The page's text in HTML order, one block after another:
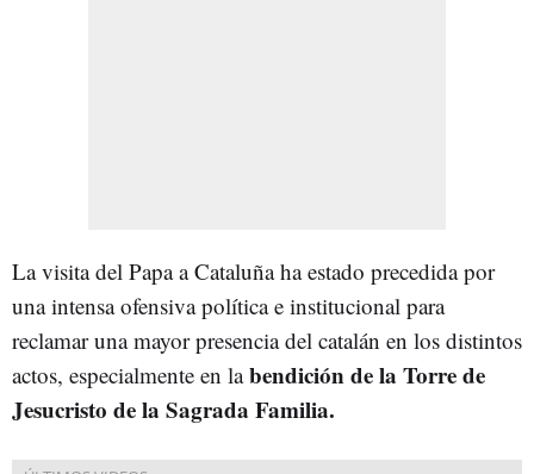
La visita del Papa a Cataluña ha estado precedida por
una intensa ofensiva política e institucional para
reclamar una mayor presencia del catalán en los distintos
actos, especialmente en labendición de la Torre de
Jesucristo de la Sagrada Familia.